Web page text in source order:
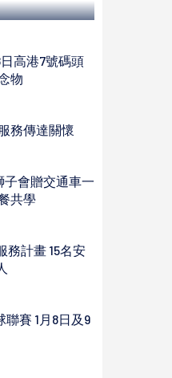
高港7號碼頭
物
務傳達關懷
子會贈交通車一
共學
務計畫 15名安
賽 1月8日及9